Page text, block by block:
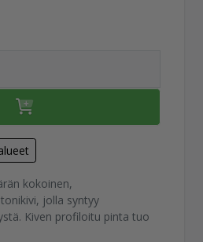
kokoinen,
jolla syntyy
Kiven profiloitu pinta tuo